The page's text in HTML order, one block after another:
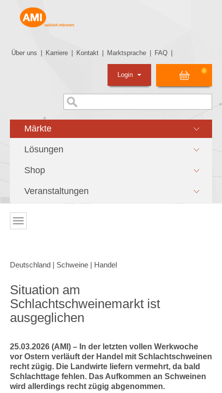
Über uns Karriere Kontakt Marktsprache FAQ
0
Login
Märkte
Lösungen
Shop
Veranstaltungen
Deutschland | Schweine | Handel
Situation am
Schlachtschweinemarkt ist
ausgeglichen
25.03.2026 (AMI) – In der letzten vollen Werkwoche
vor Ostern verläuft der Handel mit Schlachtschweinen
recht zügig. Die Landwirte liefern vermehrt, da bald
Schlachttage fehlen. Das Aufkommen an Schweinen
wird allerdings recht zügig abgenommen.